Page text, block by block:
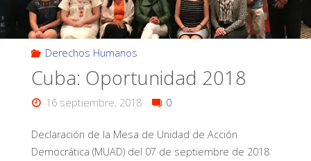
Derechos Humanos
Cuba: Oportunidad 2018
16 septiembre, 2018 0
Declaración de la Mesa de Unidad de Acción
Democrática (MUAD) del 07 de septiembre de 2018